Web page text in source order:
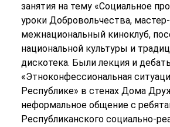
занятия на тему «Социальное
уроки Добровольчества,
межнациональный киноклуб,
национальной культуры и
дискотека. Были лекция и
«Этноконфессиональная
Республике» в стенах Дома
неформальное общение с
Республиканского социально-